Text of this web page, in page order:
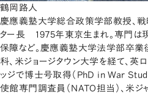
鶴岡路人
慶應義塾大学総合政策学部教授、戦
ター長 1975年東京生まれ。専門は
保障など。慶應義塾大学法学部卒業
科、米ジョージタウン大学を経て、英
ッジで博士号取得（PhD in War
使館専門調査員（NATO担当）、米ジ